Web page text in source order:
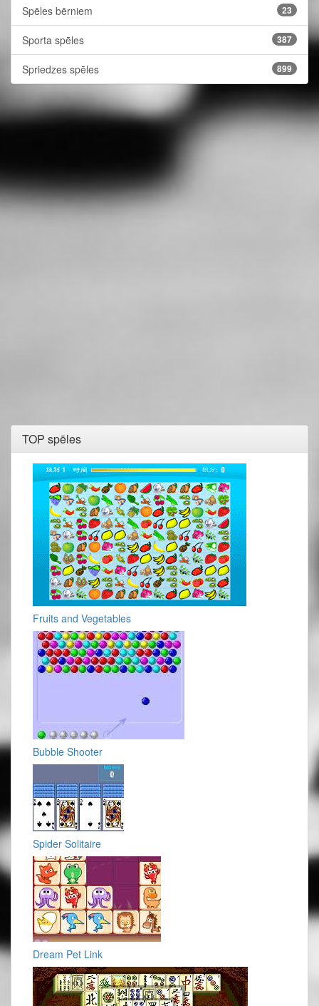
Spēles bērniem 23
Sporta spēles 387
Spriedzes spēles 899
TOP spēles
Fruits and Vegetables
Bubble Shooter
Spider Solitaire
Dream Pet Link